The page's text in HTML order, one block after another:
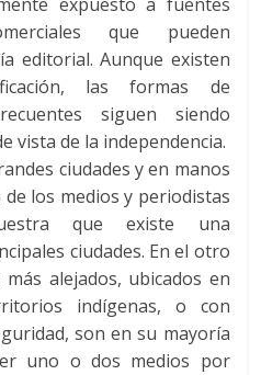
que pueden
editorial. Aunque existen
las formas de
siguen siendo
vista de la independencia.
ciudades y en manos
los medios y periodistas
que existe una
ciudades. En el otro
alejados, ubicados en
indígenas, o con
son en su mayoría
uno o dos medios por